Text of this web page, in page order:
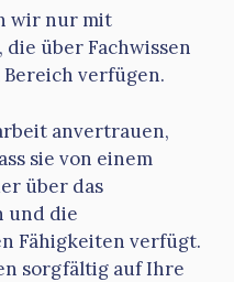
wir nur mit
über Fachwissen
verfügen.
anvertrauen,
sie von einem
über das
und die
Fähigkeiten verfügt.
sorgfältig auf Ihre